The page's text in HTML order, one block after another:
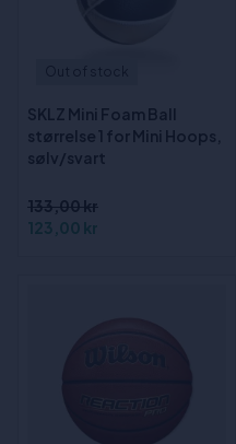
SKLZ Mini Foam Ball
størrelse 1 for Mini Hoops,
sølv/svart
133,00 kr
123,00 kr